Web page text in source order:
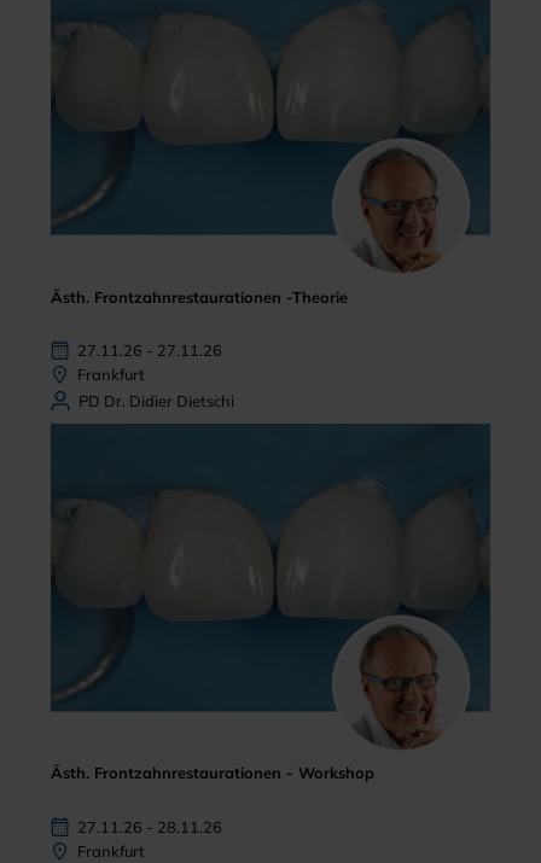
Ästh. Frontzahnrestaurationen -Theorie
27.11.26 - 27.11.26
Frankfurt
PD Dr. Didier Dietschi
Ästh. Frontzahnrestaurationen - Workshop
27.11.26 - 28.11.26
Frankfurt